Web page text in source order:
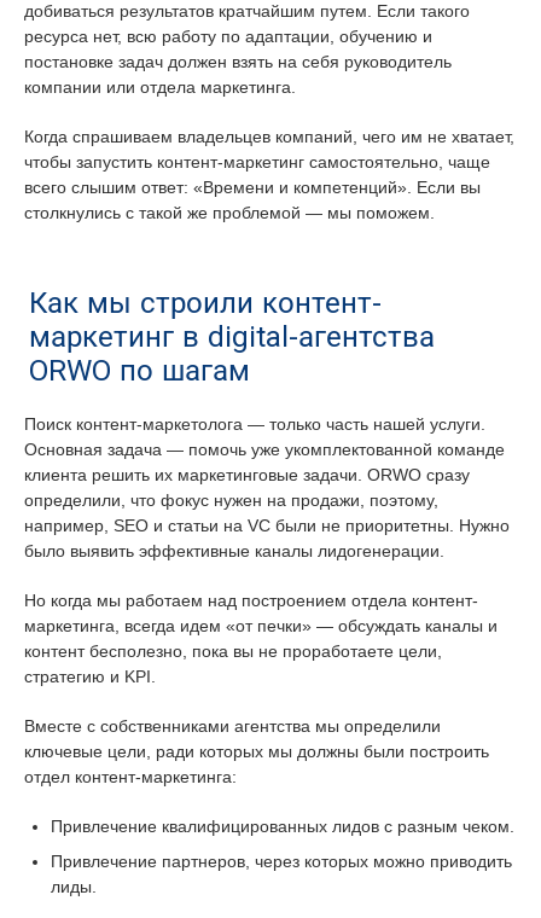
добиваться результатов кратчайшим путем. Если такого
ресурса нет, всю работу по адаптации, обучению и
постановке задач должен взять на себя руководитель
компании или отдела маркетинга.
Когда спрашиваем владельцев компаний, чего им не хватает,
чтобы запустить контент-маркетинг самостоятельно, чаще
всего слышим ответ: «Времени и компетенций». Если вы
столкнулись с такой же проблемой — мы поможем.
Как мы строили контент-
маркетинг в digital-агентства
ORWO по шагам
Поиск контент-маркетолога — только часть нашей услуги.
Основная задача — помочь уже укомплектованной команде
клиента решить их маркетинговые задачи. ORWO сразу
определили, что фокус нужен на продажи, поэтому,
например, SEO и статьи на VC были не приоритетны. Нужно
было выявить эффективные каналы лидогенерации.
Но когда мы работаем над построением отдела контент-
маркетинга, всегда идем «от печки» — обсуждать каналы и
контент бесполезно, пока вы не проработаете цели,
стратегию и KPI.
Вместе с собственниками агентства мы определили
ключевые цели, ради которых мы должны были построить
отдел контент-маркетинга:
Привлечение квалифицированных лидов с разным чеком.
Привлечение партнеров, через которых можно приводить
лиды.